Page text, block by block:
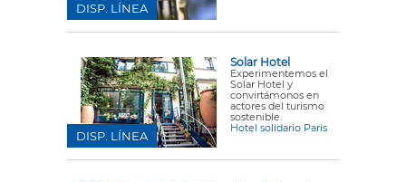
DISP. LÍNEA
Solar Hotel
Experimentemos el
Solar Hotel y
convirtámonos en
actores del turismo
sostenible.
Hotel solidario Paris
DISP. LÍNEA